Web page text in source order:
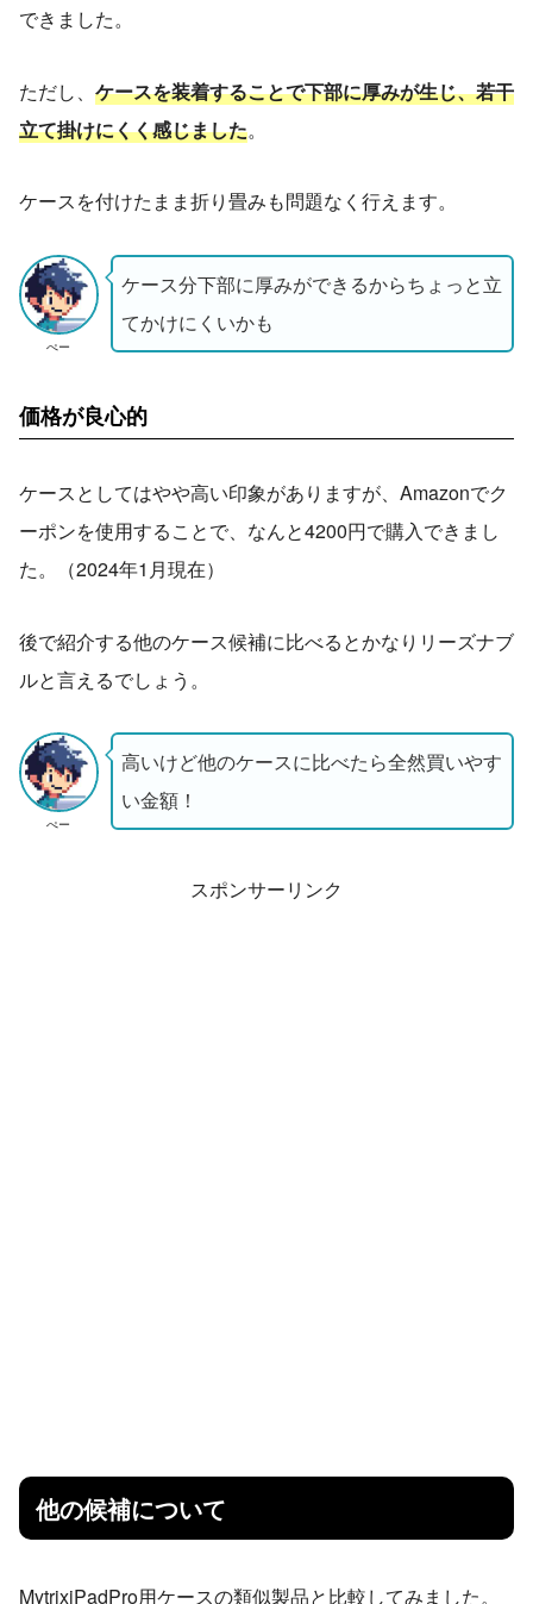
できました。
ただし、 ケースを装着することで下部に厚みが生じ、若干
立て掛けにくく感じました。
ケースを付けたまま折り畳みも問題なく行えます。
ぺー
ケース分下部に厚みができるからちょっと立
てかけにくいかも
価格が良心的
ケースとしてはやや高い印象がありますが、Amazonでク
ーポンを使用することで、なんと4200円で購入できまし
た。（2024年1月現在）
後で紹介する他のケース候補に比べるとかなりリーズナブ
ルと言えるでしょう。
ぺー
高いけど他のケースに比べたら全然買いやす
い金額！
スポンサーリンク
他の候補について
MytrixiPadPro用ケースの類似製品と比較してみました。